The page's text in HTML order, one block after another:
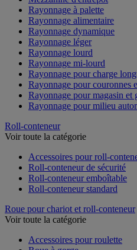
Mezzanine d'entrepôt
Rayonnage à palette
Rayonnage alimentaire
Rayonnage dynamique
Rayonnage léger
Rayonnage lourd
Rayonnage mi-lourd
Rayonnage pour charge
Rayonnage pour couronnes
Rayonnage pour magasin et
Roll-conteneur
Accessoires pour roll-
Roll-conteneur de sécurité
Roll-conteneur emboîtable
Roue pour chariot et roll-conteneur